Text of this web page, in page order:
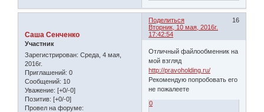
Поделиться
16
Вторник, 10 мая, 2016г.
17:42:54
Саша Сенченко
Участник
Зарегистрирован: Среда, 4 мая,
2016г.
Приглашений: 0
Сообщений: 10
Уважение: [+0/-0]
Позитив: [+0/-0]
Провел на форуме:
Отличный файлообменник на
мой взгляд
http://pravoholding.ru/
Рекомендую попробовать его
не пожалеете
0